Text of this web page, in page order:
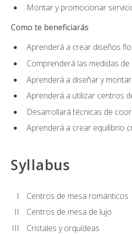
Montar y promocionar
Como te beneficiarás
Aprenderá a crear diseños
Comprenderá las medidas
Aprenderá a diseñar y
Aprenderá a utilizar centros
Desarrollará técnicas de
Aprenderá a crear equilibrio
Syllabus
Centros de mesa románticos
Centros de mesa de lujo
Cristales y orquídeas